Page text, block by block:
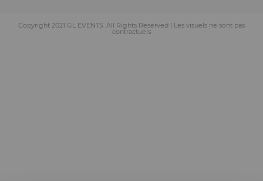
Copyright 2021 GL EVENTS. All Rights Reserved | Les visuels ne sont pas
contractuels